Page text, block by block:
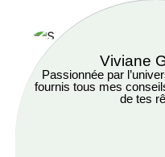
Viviane
Passionnée par
fournis tous mes
de tes